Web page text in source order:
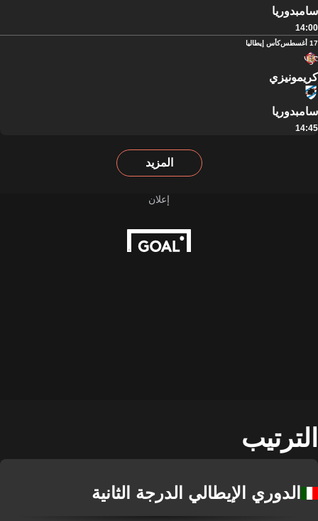
سامبدوريا
14:00
17 أغسطس كأس إيطاليا
كريمونيزي
سامبدوريا
14:45
المزيد
الترتيب
الدوري الإيطالي الدرجة الثانية